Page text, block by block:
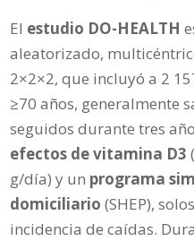
El estudio DO-HEALTH
aleatorizado,
2×2×2, que incluyó a 2
≥70 años, generalmente
seguidos durante tres
efectos de vitamina D3
g/día) y un programa
domiciliario (SHEP),
incidencia de caídas.